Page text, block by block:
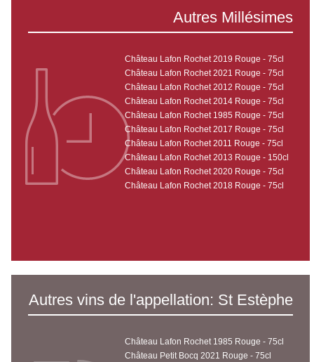
Autres Millésimes
Château Lafon Rochet 2019 Rouge - 75cl
Château Lafon Rochet 2021 Rouge - 75cl
Château Lafon Rochet 2012 Rouge - 75cl
Château Lafon Rochet 2014 Rouge - 75cl
Château Lafon Rochet 1985 Rouge - 75cl
Château Lafon Rochet 2017 Rouge - 75cl
Château Lafon Rochet 2011 Rouge - 75cl
Château Lafon Rochet 2013 Rouge - 150cl
Château Lafon Rochet 2020 Rouge - 75cl
Château Lafon Rochet 2018 Rouge - 75cl
Autres vins de l'appellation: St Estèphe
Château Lafon Rochet 1985 Rouge - 75cl
Château Petit Bocq 2021 Rouge - 75cl